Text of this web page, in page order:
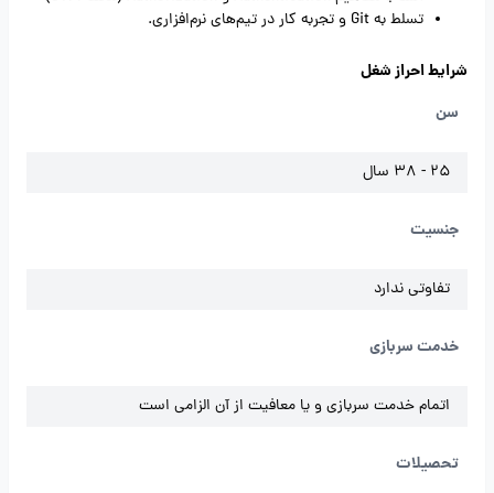
تسلط به Git و تجربه کار در تیم‌های نرم‌افزاری.
شرایط احراز شغل
سن
25 - 38 سال
جنسیت
تفاوتی ندارد
خدمت سربازی
اتمام خدمت سربازی و یا معافیت از آن الزامی است
تحصیلات